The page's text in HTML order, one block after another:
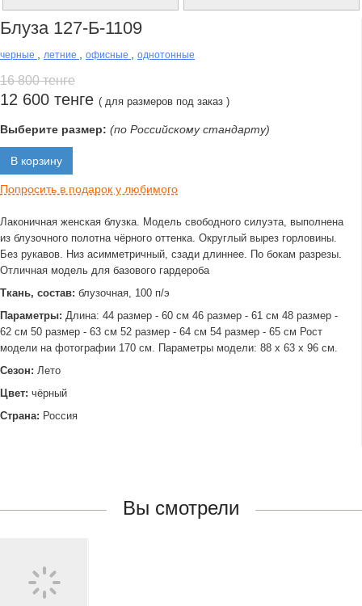
Блуза 127-Б-1109
черные летние офисные однотонные
16 800 тенге
12 600 тенге ( для размеров под заказ )
Выберите размер: (по Российскому стандарту)
В корзину
Попросить в подарок у любимого
Лаконичная женская блузка. Модель свободного силуэта, выполнена
из блузочного полотна чёрного оттенка. Округлый вырез горловины.
Без рукавов. Низ асимметричный, сзади длиннее. По бокам разрезы.
Отличная модель для базового гардероба
Ткань, состав: блузочная, 100 п/э
Параметры: Длина: 44 размер - 60 см 46 размер - 61 см 48 размер -
62 см 50 размер - 63 см 52 размер - 64 см 54 размер - 65 см Рост
модели на фотографии 170 см. Параметры модели: 88 х 63 х 96 см.
Сезон: Лето
Цвет: чёрный
Страна: Россия
Вы смотрели